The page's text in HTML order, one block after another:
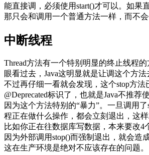
能直接调，必须使用start()才可以。如果
那只会和调用一个普通方法一样，而不会
中断线程
Thread方法有一个特别明显的终止线程
眼看过去，Java这明显就是让调这个方法
不过再仔细一看就会发现，这个stop方法
@Deprecated标识了，也就是Java不推荐
因为这个方法特别的“暴力”。一旦调用
程正在做什么操作，都会立刻退出，这样
比如你正在往数据库写数据，本来要改4
因为外部调用stop()而强制退出，就会造
这在生产环境是绝对不应该存在的问题。